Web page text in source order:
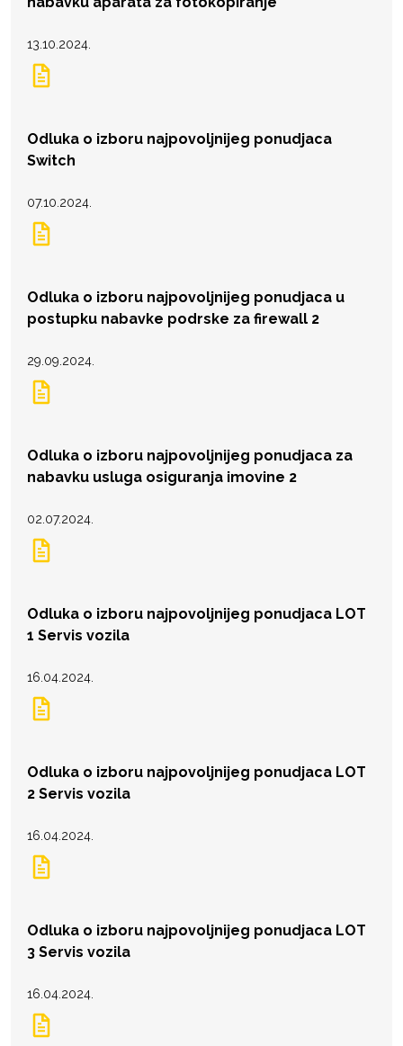
13.10.2024.
Odluka o izboru najpovoljnijeg ponudjaca
Switch
07.10.2024.
Odluka o izboru najpovoljnijeg ponudjaca u
postupku nabavke podrske za firewall 2
29.09.2024.
Odluka o izboru najpovoljnijeg ponudjaca za
nabavku usluga osiguranja imovine 2
02.07.2024.
Odluka o izboru najpovoljnijeg ponudjaca LOT
1 Servis vozila
16.04.2024.
Odluka o izboru najpovoljnijeg ponudjaca LOT
2 Servis vozila
16.04.2024.
Odluka o izboru najpovoljnijeg ponudjaca LOT
3 Servis vozila
16.04.2024.